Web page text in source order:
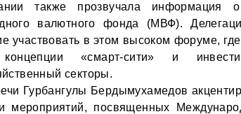
также прозвучала информация
валютного фонда (МВФ).
участвовать в этом высоком форуме,
концепции «смарт-сити» и
секторы.
Гурбангулы Бердымухамедов
мероприятий, посвященных